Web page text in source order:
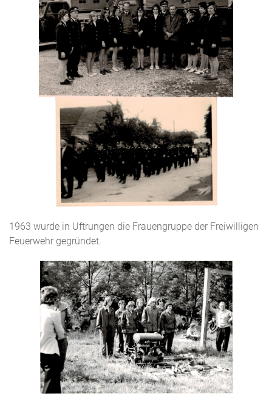
1963 wurde in Uftrungen die Frauengruppe der Freiwilligen
Feuerwehr gegründet.